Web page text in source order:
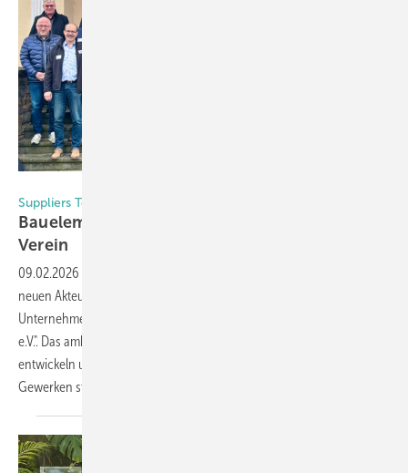
Suppliers Team e.V.
Bauelemente-Zulieferer gründen gemeinsamen
Verein
09.02.2026
neuen Akteur in Form eines Vereins: Heute gründeten 16
Unternehmen aus der Zulieferindustrie den Verein „Suppliers Team
e.V.". Das ambitionierte Ziel: Gemeinsame Lösungskonzepte für Kunden
entwickeln und die Zusammenarbeit zwischen den verschiedenen
Gewerken stärken.